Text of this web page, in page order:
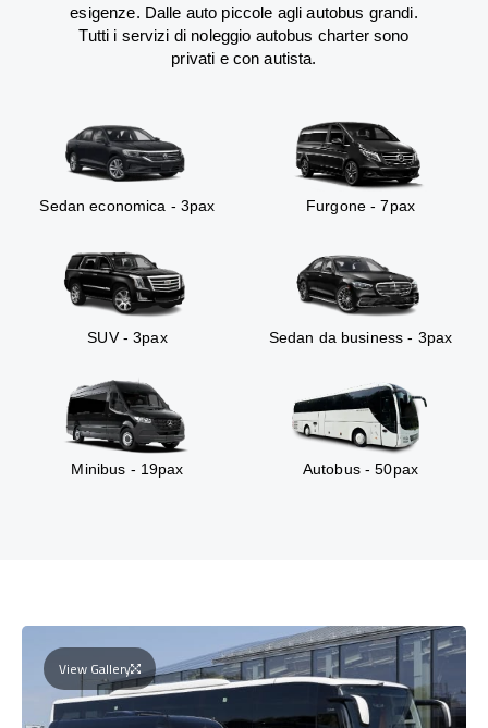
esigenze. Dalle auto piccole agli autobus grandi.
Tutti i servizi di noleggio autobus charter sono
privati e con autista.
Sedan economica - 3pax Furgone - 7pax
SUV - 3pax Sedan da business - 3pax
Minibus - 19pax Autobus - 50pax
View Gallery